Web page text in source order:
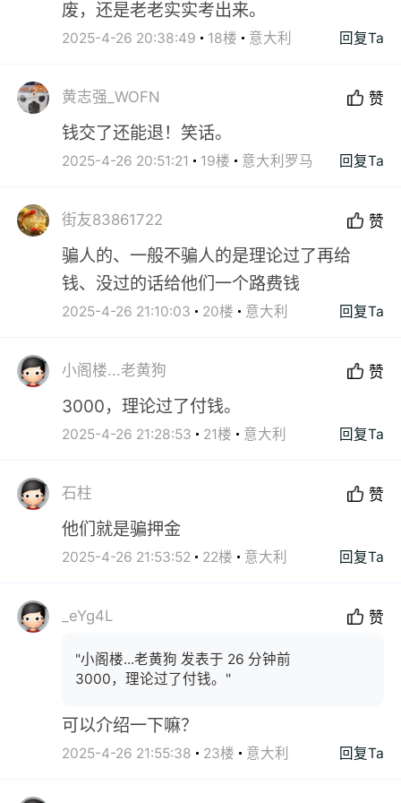
废，还是老老实实考出来。
2025-4-26 20:38:49 18楼 意大利 回复Ta
黄志强_WOFN 赞
钱交了还能退！笑话。
2025-4-26 20:51:21 19楼 意大利罗马 回复Ta
街友83861722 赞
骗人的、一般不骗人的是理论过了再给
钱、没过的话给他们一个路费钱
2025-4-26 21:10:03 20楼 意大利 回复Ta
小阁楼...老黄狗 赞
3000，理论过了付钱。
2025-4-26 21:28:53 21楼 意大利 回复Ta
石柱 赞
他们就是骗押金
2025-4-26 21:53:52 22楼 意大利 回复Ta
_eYg4L 赞
"小阁楼...老黄狗 发表于 26 分钟前
3000，理论过了付钱。"
可以介绍一下嘛？
2025-4-26 21:55:38 23楼 意大利 回复Ta